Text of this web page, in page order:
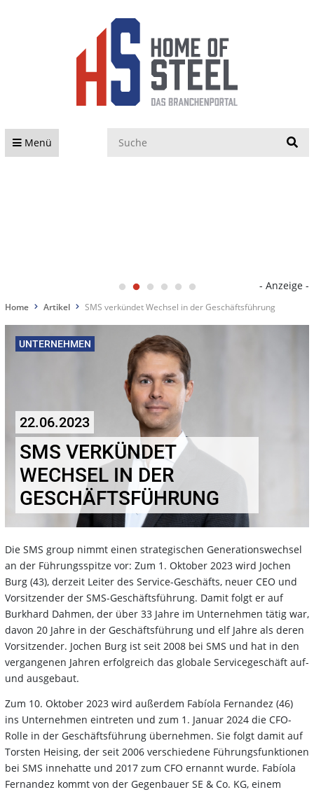
Menü
- Anzeige -
Home Artikel SMS verkündet Wechsel in der Geschäftsführung
UNTERNEHMEN
22.06.2023
SMS VERKÜNDET
WECHSEL IN DER
GESCHÄFTSFÜHRUNG
Die SMS group nimmt einen strategischen Generationswechsel
an der Führungsspitze vor: Zum 1. Oktober 2023 wird Jochen
Burg (43), derzeit Leiter des Service-Geschäfts, neuer CEO und
Vorsitzender der SMS-Geschäftsführung. Damit folgt er auf
Burkhard Dahmen, der über 33 Jahre im Unternehmen tätig war,
davon 20 Jahre in der Geschäftsführung und elf Jahre als deren
Vorsitzender. Jochen Burg ist seit 2008 bei SMS und hat in den
vergangenen Jahren erfolgreich das globale Servicegeschäft auf-
und ausgebaut.
Zum 10. Oktober 2023 wird außerdem Fabíola Fernandez (46)
ins Unternehmen eintreten und zum 1. Januar 2024 die CFO-
Rolle in der Geschäftsführung übernehmen. Sie folgt damit auf
Torsten Heising, der seit 2006 verschiedene Führungsfunktionen
bei SMS innehatte und 2017 zum CFO ernannt wurde. Fabíola
Fernandez kommt von der Gegenbauer SE & Co. KG, einem